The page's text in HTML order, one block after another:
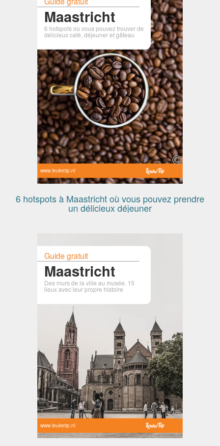
Maastricht
6 hotspots où vous pouvez trouver de
délicieux café, déjeuner et gâteau
www.leuketip.nl
6 hotspots à Maastricht où vous pouvez prendre
un délicieux déjeuner
Guide gratuit
Maastricht
Des murs de la ville au musée. 15
lieux avec leur propre histoire
www.leuketip.nl